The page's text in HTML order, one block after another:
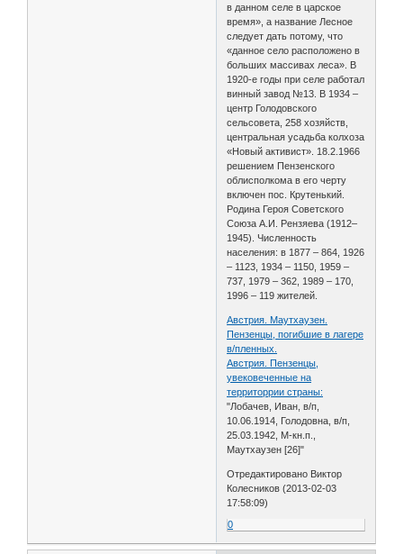
в данном селе в царское
время», а название Лесное
следует дать потому, что
«данное село расположено в
больших массивах леса». В
1920-е годы при селе работал
винный завод №13. В 1934 –
центр Голодовского
сельсовета, 258 хозяйств,
центральная усадьба колхоза
«Новый активист». 18.2.1966
решением Пензенского
облисполкома в его черту
включен пос. Крутенький.
Родина Героя Советского
Союза А.И. Рензяева (1912–
1945). Численность
населения: в 1877 – 864, 1926
– 1123, 1934 – 1150, 1959 –
737, 1979 – 362, 1989 – 170,
1996 – 119 жителей.
Австрия. Маутхаузен.
Пензенцы, погибшие в лагере
в/пленных.
Австрия. Пензенцы,
увековеченные на
территоррии страны:
"Лобачев, Иван, в/п,
10.06.1914, Голодовна, в/п,
25.03.1942, М-кн.п.,
Маутхаузен [26]"
Отредактировано Виктор
Колесников (2013-02-03
17:58:09)
0